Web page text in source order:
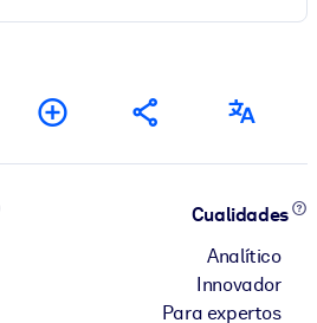
Cualidades
Analítico
Innovador
Para expertos